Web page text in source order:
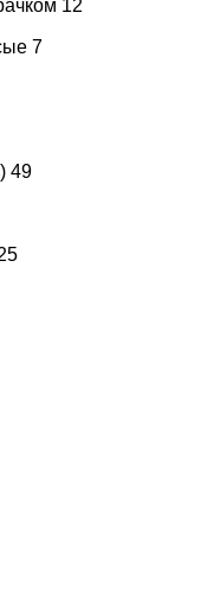
12
7
49